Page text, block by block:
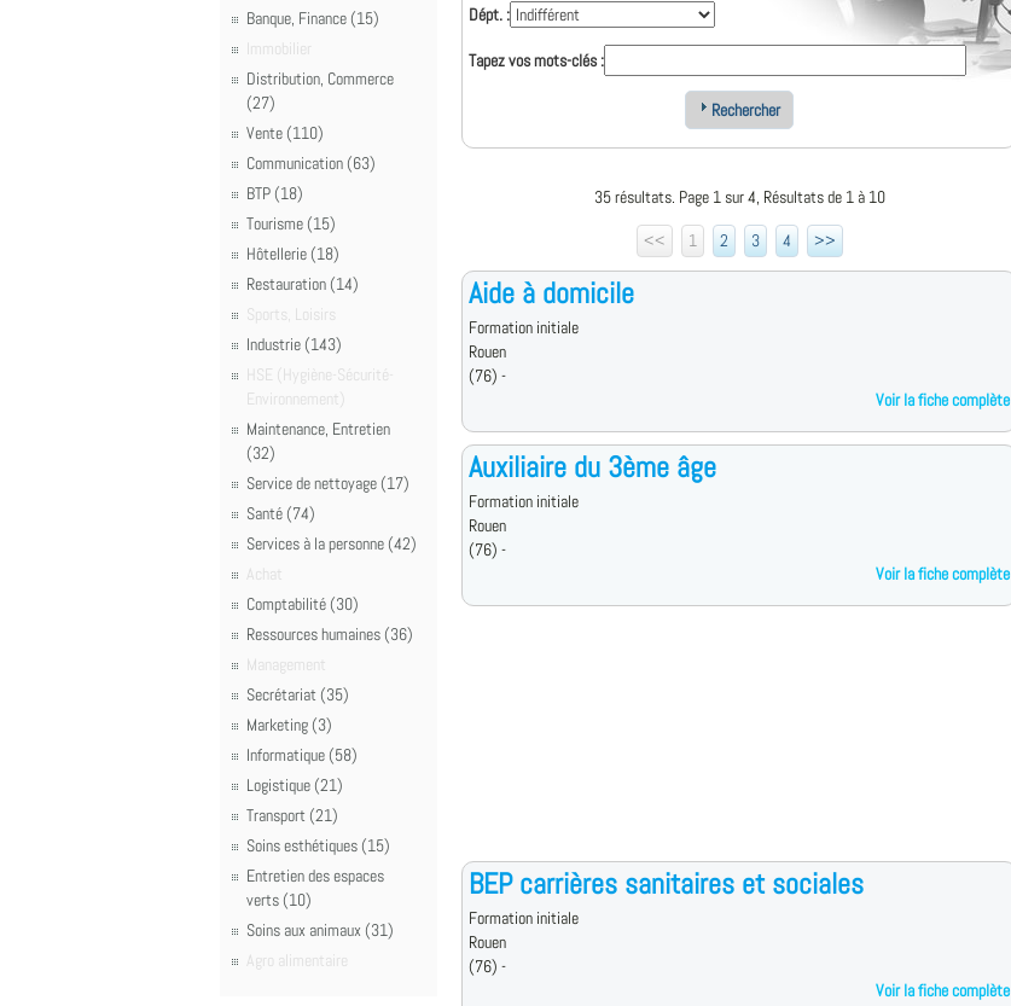
Banque, Finance (15)
Immobilier
Distribution, Commerce
(27)
Vente (110)
Communication (63)
BTP (18)
Tourisme (15)
Hôtellerie (18)
Restauration (14)
Sports, Loisirs
Industrie (143)
HSE (Hygiène-Sécurité-
Environnement)
Maintenance, Entretien
(32)
Service de nettoyage (17)
Santé (74)
Services à la personne (42)
Achat
Comptabilité (30)
Ressources humaines (36)
Management
Secrétariat (35)
Marketing (3)
Informatique (58)
Logistique (21)
Transport (21)
Soins esthétiques (15)
Entretien des espaces
verts (10)
Soins aux animaux (31)
Agro alimentaire
Dépt. :
Tapez vos mots-clés :
Rechercher
35 résultats. Page 1 sur 4, Résultats de 1 à 10
<<
1 2 3 4 >>
Aide à domicile
Formation initiale
Rouen
(76) -
Voir la fiche complète
Auxiliaire du 3ème âge
Formation initiale
Rouen
(76) -
Voir la fiche complète
BEP carrières sanitaires et sociales
Formation initiale
Rouen
(76) -
Voir la fiche complète